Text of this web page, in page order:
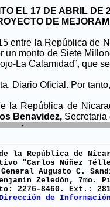
EL 17 DE ABRIL
DE
entre la República
monto de Siete
La Calamidad”, que
Diario Oficial. Por
la República de
Benavidez, Secretaria
-
la República de
"Carlos Núñez
Augusto C.
Zeledón, 7mo.
2276-8460. Ext.:
de